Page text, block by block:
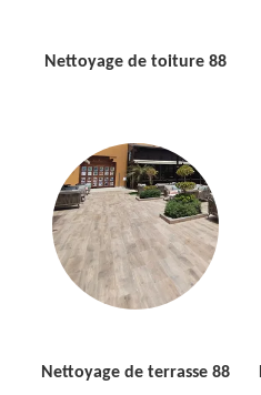
Nettoyage de toiture 88
Nettoyage de terrasse 88